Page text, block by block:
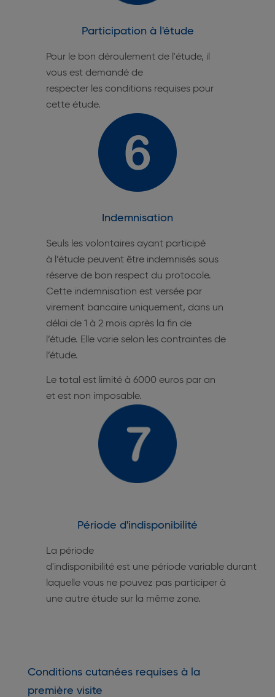
Participation à l'étude
Pour le bon déroulement de l'étude, il
vous est demandé de
respecter les conditions requises pour
cette étude.
Indemnisation
Seuls les volontaires ayant participé
à l’étude peuvent être indemnisés sous
réserve de bon respect du protocole.
Cette indemnisation est versée par
virement bancaire uniquement, dans un
délai de 1 à 2 mois après la fin de
l’étude. Elle varie selon les contraintes de
l’étude.
Le total est limité à 6000 euros par an
et est non imposable.
Période d'indisponibilité
La période
d'indisponibilité est une période variable durant
laquelle vous ne pouvez pas participer à
une autre étude sur la même zone.
Conditions cutanées requises à la
première visite